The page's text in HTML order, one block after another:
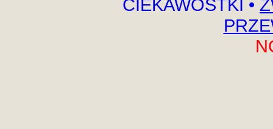
CIEKAWOSTKI •